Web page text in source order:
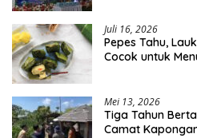
Juli 16, 2026
Pepes Tahu,
Cocok untuk
Mei 13, 2026
Tiga Tahun
Camat